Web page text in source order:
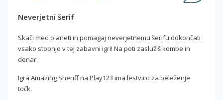
Neverjetni šerif
Skači med planeti in pomagaj neverjetnemu šerifu dokončati
vsako stopnjo v tej zabavni igri! Na poti zaslužiš kombe in
denar.
Igra Amazing Sheriff na Play123 ima lestvico za beleženje
točk.